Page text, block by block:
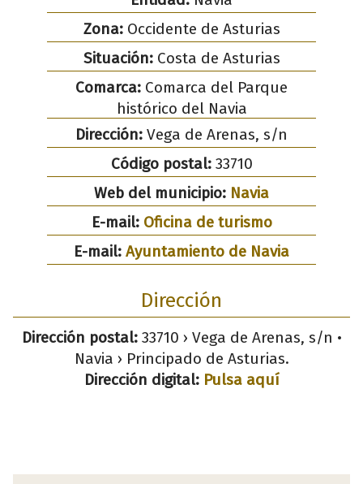
Zona:Occidente de Asturias
Situación:Costa de Asturias
Comarca: Comarca del Parque
histórico del Navia
Dirección: Vega de Arenas, s/n
Código postal:33710
Web del municipio: Navia
E-mail: Oficina de turismo
E-mail: Ayuntamiento de Navia
Dirección
Dirección postal:33710 › Vega de Arenas, s/n •
Navia › Principado de Asturias.
Dirección digital: Pulsa aquí